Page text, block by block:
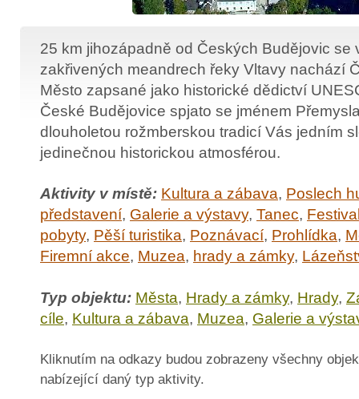
25 km jihozápadně od Českých Budějovic se
zakřivených meandrech řeky Vltavy nachází
Město zapsané jako historické dědictví
České Budějovice spjato se jménem
dlouholetou rožmberskou tradicí Vás jedním
jedinečnou historickou atmosférou.
Aktivity v místě: Kultura a zábava, Poslech
představení, Galerie a výstavy, Tanec,
pobyty, Pěší turistika, Poznávací, Prohlídka,
Firemní akce, Muzea, hrady a zámky,
Typ objektu: Města, Hrady a zámky, Hrady,
cíle, Kultura a zábava, Muzea, Galerie a
Kliknutím na odkazy budou zobrazeny všechny
nabízející daný typ aktivity.